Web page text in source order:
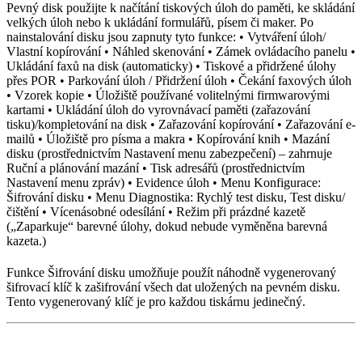
Pevný disk použijte k načítání tiskových úloh do paměti, ke skládání
velkých úloh nebo k ukládání formulářů, písem či maker. Po
nainstalování disku jsou zapnuty tyto funkce: • Vytváření úloh/
Vlastní kopírování • Náhled skenování • Zámek ovládacího panelu •
Ukládání faxů na disk (automaticky) • Tiskové a přidržené úlohy
přes POR • Parkování úloh / Přidržení úloh • Čekání faxových úloh
• Vzorek kopie • Úložiště používané volitelnými firmwarovými
kartami • Ukládání úloh do vyrovnávací paměti (zařazování
tisku)/kompletování na disk • Zařazování kopírování • Zařazování e-
mailů • Úložiště pro písma a makra • Kopírování knih • Mazání
disku (prostřednictvím Nastavení menu zabezpečení) – zahrnuje
Ruční a plánování mazání • Tisk adresářů (prostřednictvím
Nastavení menu zpráv) • Evidence úloh • Menu Konfigurace:
Šifrování disku • Menu Diagnostika: Rychlý test disku, Test disku/
čištění • Vícenásobné odesílání • Režim při prázdné kazetě
(„Zaparkuje“ barevné úlohy, dokud nebude vyměněna barevná
kazeta.)
Funkce Šifrování disku umožňuje použít náhodně vygenerovaný
šifrovací klíč k zašifrování všech dat uložených na pevném disku.
Tento vygenerovaný klíč je pro každou tiskárnu jedinečný.